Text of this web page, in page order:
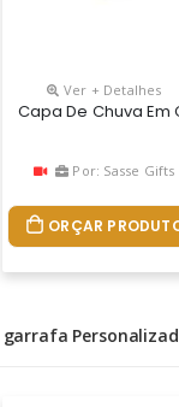
Único, Disponível
Ver + Detalhes
Capa De Chuva Em
Por: Sasse Gifts
ORÇAR